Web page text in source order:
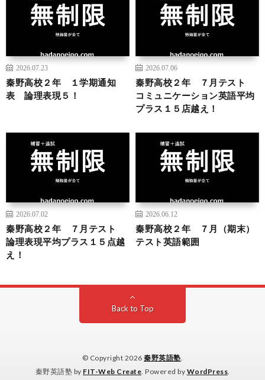
2026.07.23
秦野高校２年 １学期通知
表 論理表現５！
2026.07.06
秦野高校２年 ７月テスト
コミュニケーション英語平均
プラス１５店越え！
2026.07.02
秦野高校２年 ７月テスト
論理表現平均プラス１５点越
え！
2026.06.12
秦野高校２年 ７月（期末）
テスト英語範囲
Back to Top
© Copyright 2026秦野英語塾
秦野英語塾 by FIT-Web Create . Powered by WordPress